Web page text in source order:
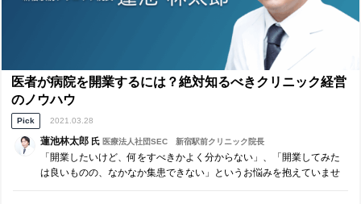
医者が病院を開業するには？絶対知るべきクリニック経営
のノウハウ
Pick 2021.03.28
蓮池林太郎 氏 医療法人社団SEC 新宿駅前クリニック院長
「開業したいけど、何をすべきかよく分からない」、「開業してみた
は良いものの、なかなか集患できない」というお悩みを抱えていませ